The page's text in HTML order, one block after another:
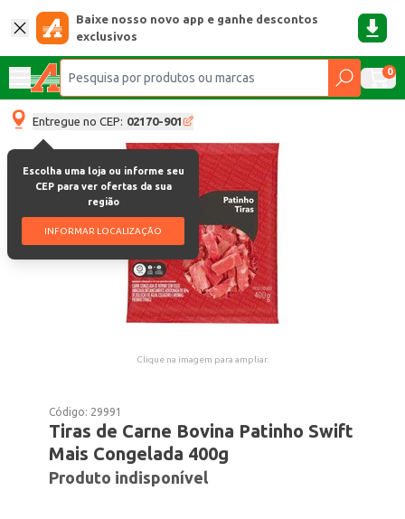
Baixe nosso novo app e ganhe descontos
exclusivos
0
Entregue no CEP: 02170-901
Escolha uma loja ou informe seu
CEP para ver ofertas da sua
região
INFORMAR LOCALIZAÇÃO
Clique na imagem para ampliar.
Código: 29991
Tiras de Carne Bovina Patinho Swift
Mais Congelada 400g
Produto indisponível